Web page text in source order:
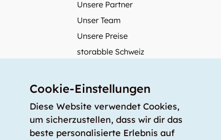
Unsere Partner
Unser Team
Unsere Preise
storabble Schweiz
Mehr über storabble
Medienbeiträge
Wie gross muss ein Lagerraum sein?
Cookie-Einstellungen
Diese Website verwendet Cookies,
um sicherzustellen, dass wir dir das
beste personalisierte Erlebnis auf